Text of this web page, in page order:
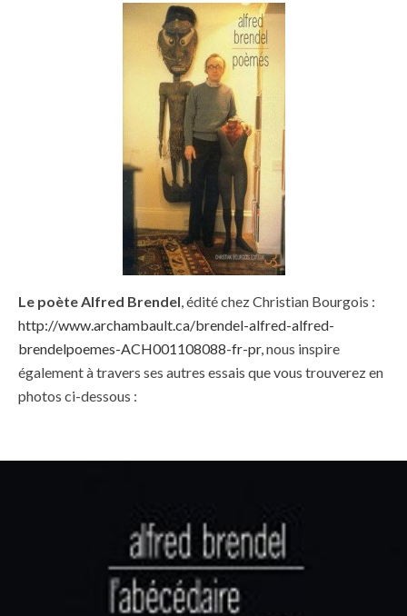
Le poète Alfred Brendel, édité chez Christian Bourgois :
http://www.archambault.ca/brendel-alfred-alfred-
brendelpoemes-ACH001108088-fr-pr, nous inspire
également à travers ses autres essais que vous trouverez en
photos ci-dessous :